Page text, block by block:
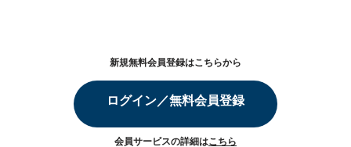
新規無料会員登録はこちらから
ログイン／無料会員登録
会員サービスの詳細はこちら